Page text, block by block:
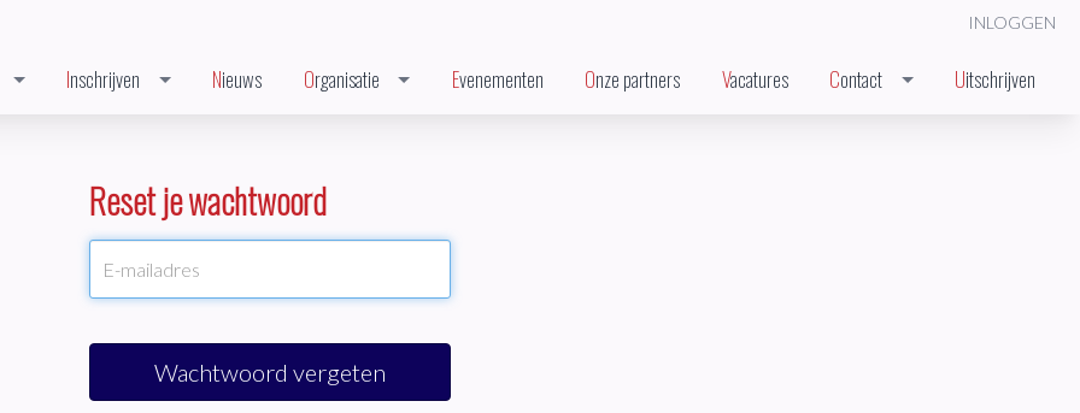
INLOGGEN
Inschrijven Nieuws Organisatie Evenementen Onze partners Vacatures Contact Uitschrijven
Reset je wachtwoord
Wachtwoord vergeten